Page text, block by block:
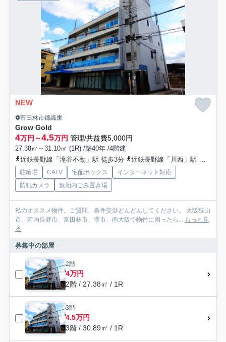
NEW
富田林市錦織東
Grow Gold
4万円～4.5万円 管理/共益費5,000円
27.38㎡～31.10㎡ (1R) /築40年 /4階建
近鉄長野線「滝谷不動」駅 徒歩3分
近鉄長野線「川西」駅 徒歩18分
駐輪場 CATV 宅配ボックス
インターネット対応
防犯カメラ
敷地内ごみ置き場
私のオススメ物件。ご質問、条件交渉どんどんしてください。 大阪狭山
市、河内長野市、富田林市、堺市、南大阪で物件に困ったら... もっと見
る
募集中の部屋
2階
4万円
2階 / 27.38㎡ / 1R
3階
4.5万円
3階 / 30.89㎡ / 1R